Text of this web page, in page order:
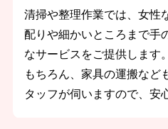
清掃や整理作業では、女性
配りや細かいところまで手
なサービスをご提供します。
もちろん、家具の運搬など
タッフが伺いますので、安